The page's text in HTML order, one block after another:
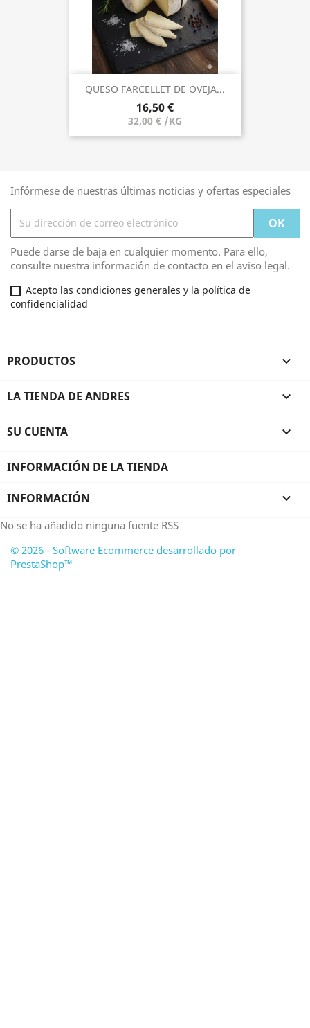
QUESO FARCELLET DE OVEJA...
16,50 €
32,00 € /KG
Infórmese de nuestras últimas noticias y ofertas especiales
Puede darse de baja en cualquier momento. Para ello,
consulte nuestra información de contacto en el aviso legal.
Acepto las condiciones generales y la política de
confidencialidad
PRODUCTOS 
LA TIENDA DE ANDRES 
SU CUENTA 
INFORMACIÓN DE LA TIENDA
INFORMACIÓN 
No se ha añadido ninguna fuente RSS
© 2026 - Software Ecommerce desarrollado por
PrestaShop™